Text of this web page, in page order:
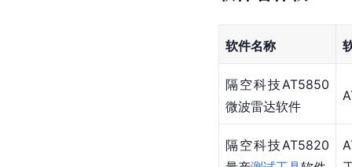
软件名称
隔空科技AT5850
微波雷达软件
隔空科技AT5820